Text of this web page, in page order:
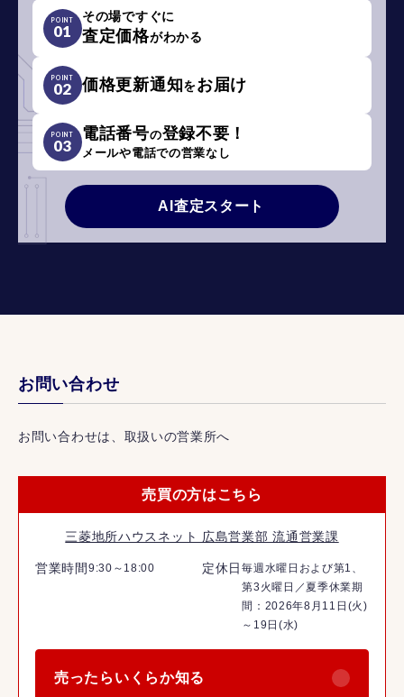
POINT
01
その場ですぐに
査定価格がわかる
POINT
02 価格更新通知をお届け
POINT
03
電話番号の登録不要！
メールや電話での営業なし
AI査定スタート
お問い合わせ
お問い合わせは、取扱いの営業所へ
売買の方はこちら
三菱地所ハウスネット 広島営業部 流通営業課
営業時間 9:30～18:00 定休日毎週水曜日および第1、
第3火曜日／夏季休業期
間：2026年8月11日(火)
～19日(水)
売ったらいくらか知る